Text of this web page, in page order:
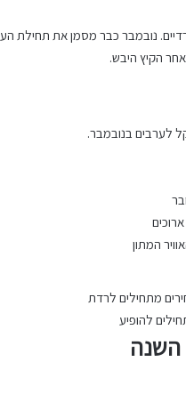
נובמבר כבר מסמן את תחילת
הקיץ היבש.
לערבים בנובמבר.
המתון
מתחילים לרדת
להופיע
השנה